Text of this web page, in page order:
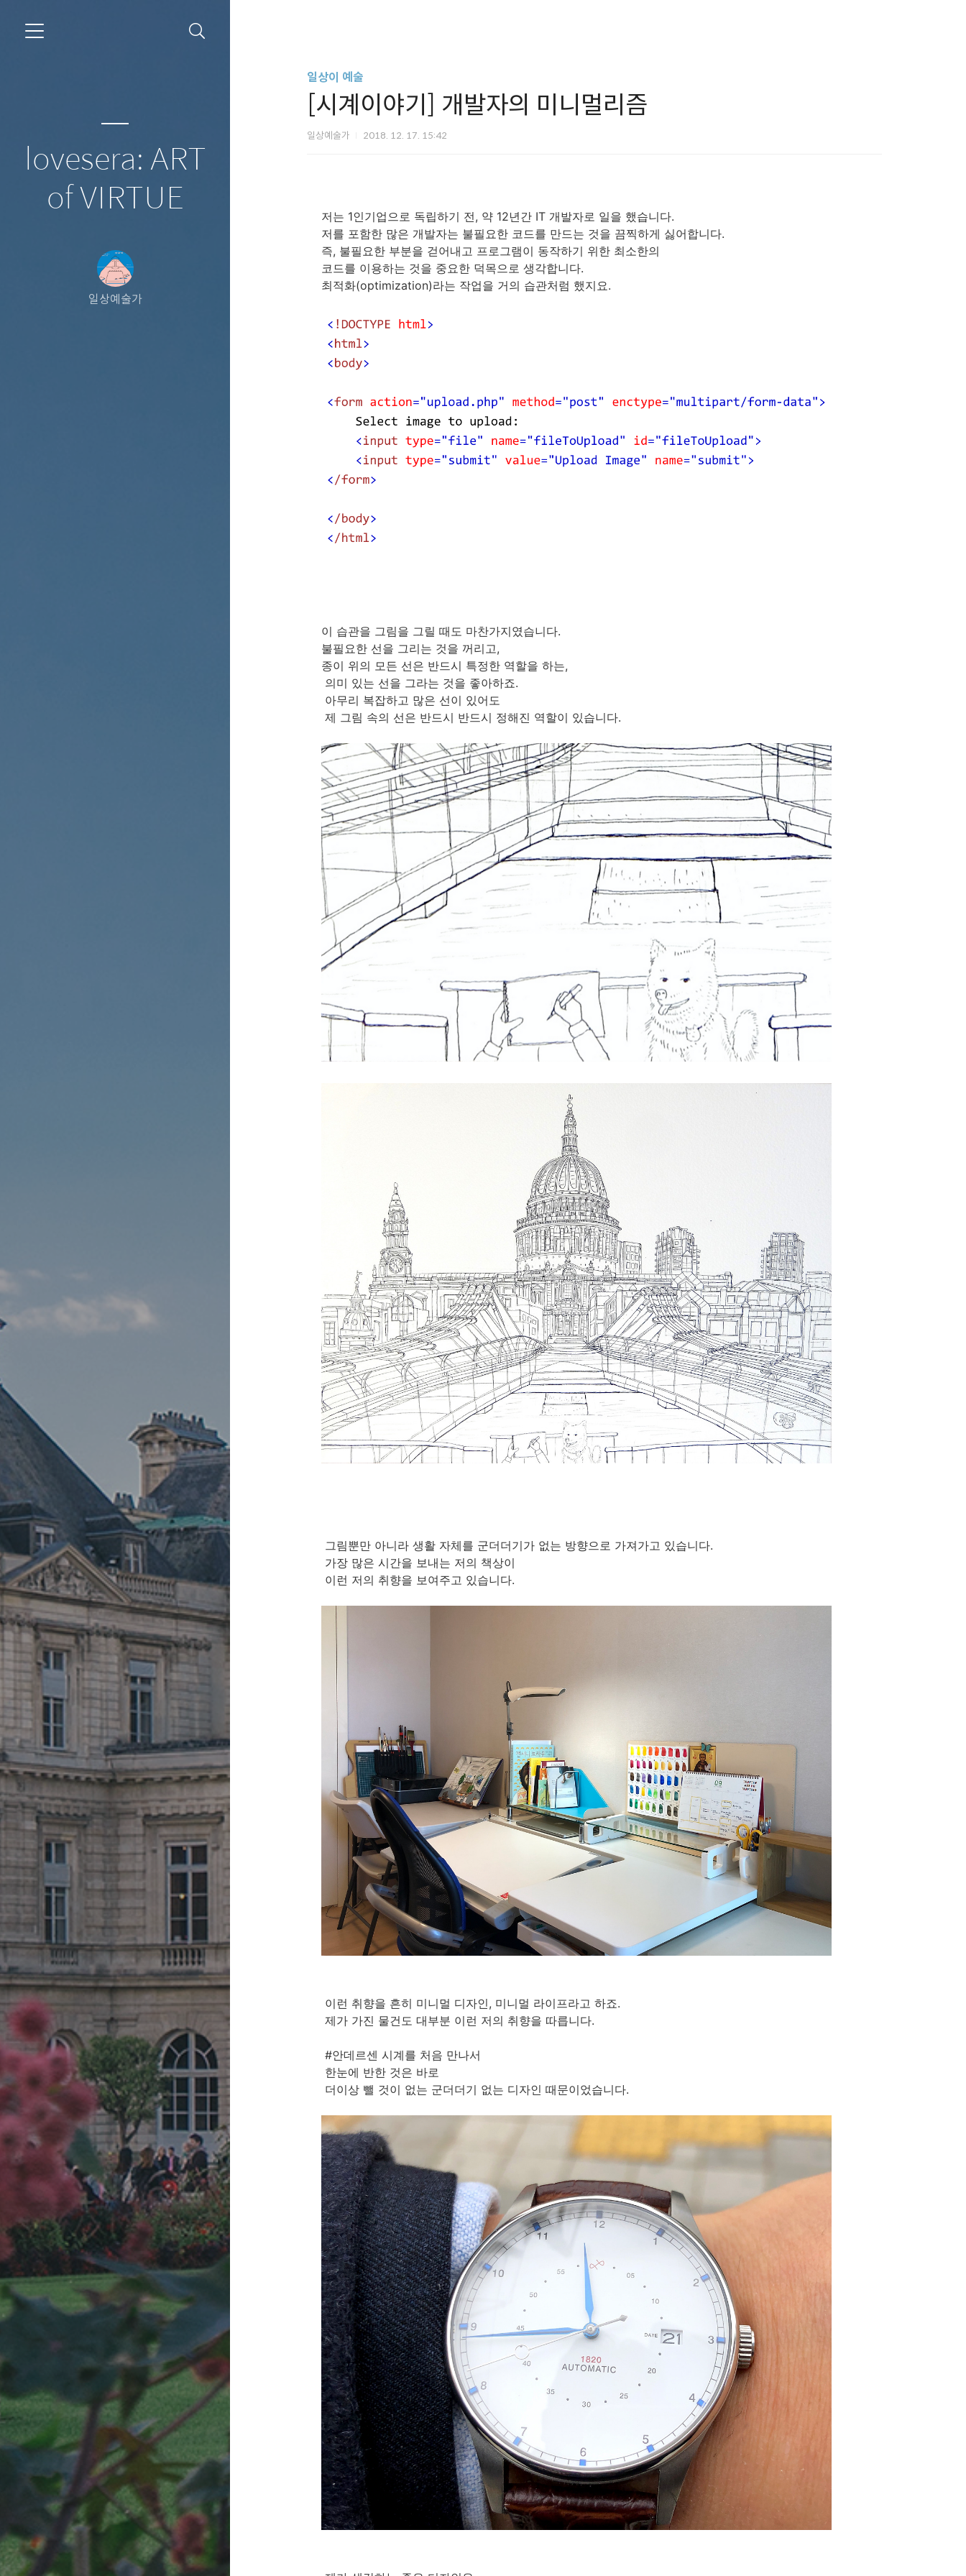
lovesera: ART
of VIRTUE
일상예술가
일상이 예술
[시계이야기] 개발자의 미니멀리즘
일상예술가 2018. 12. 17. 15:42
저는 1인기업으로 독립하기 전, 약 12년간 IT 개발자로 일을 했습니다.
저를 포함한 많은 개발자는 불필요한 코드를 만드는 것을 끔찍하게 싫어합니다.
즉, 불필요한 부분을 걷어내고 프로그램이 동작하기 위한 최소한의
코드를 이용하는 것을 중요한 덕목으로 생각합니다.
최적화(optimization)라는 작업을 거의 습관처럼 했지요.
이 습관을 그림을 그릴 때도 마찬가지였습니다.
불필요한 선을 그리는 것을 꺼리고,
종이 위의 모든 선은 반드시 특정한 역할을 하는,
의미 있는 선을 그라는 것을 좋아하죠.
아무리 복잡하고 많은 선이 있어도
제 그림 속의 선은 반드시 반드시 정해진 역할이 있습니다.
그림뿐만 아니라 생활 자체를 군더더기가 없는 방향으로 가져가고 있습니다.
가장 많은 시간을 보내는 저의 책상이
이런 저의 취향을 보여주고 있습니다.
이런 취향을 흔히 미니멀 디자인, 미니멀 라이프라고 하죠.
제가 가진 물건도 대부분 이런 저의 취향을 따릅니다.
#안데르센 시계를 처음 만나서
한눈에 반한 것은 바로
더이상 뺄 것이 없는 군더더기 없는 디자인 때문이었습니다.